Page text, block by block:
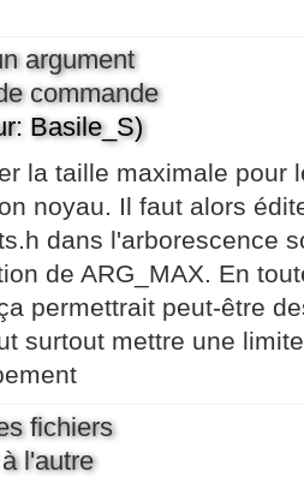
argument
commande
Basile_S)
la taille maximale pour
noyau. Il faut alors
dans l'arborescence
de ARG_MAX. En
permettrait peut-être
surtout mettre une
fichiers
l'autre